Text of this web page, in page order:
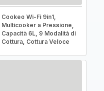
Cookeo Wi-Fi 9in1,
Multicooker a Pressione,
Capacità 6L, 9 Modalità di
Cottura, Cottura Veloce